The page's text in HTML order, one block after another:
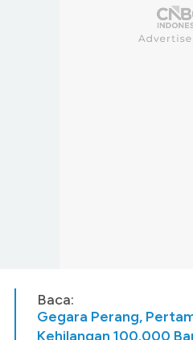
Baca:
Gegara Perang,
Kehilangan 100.000